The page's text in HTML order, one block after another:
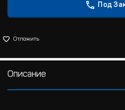
Под
Отложить
Описание